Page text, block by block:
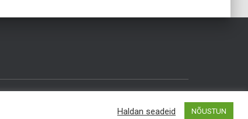
Hestia | Developed by ThemeIsle
Haldan seadeid NÕUSTUN